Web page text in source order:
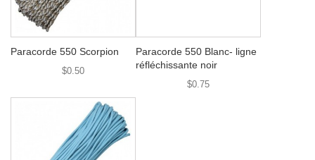
Paracorde 550 Scorpion
$0.50
Paracorde 550 Blanc- ligne
réfléchissante noir
$0.75